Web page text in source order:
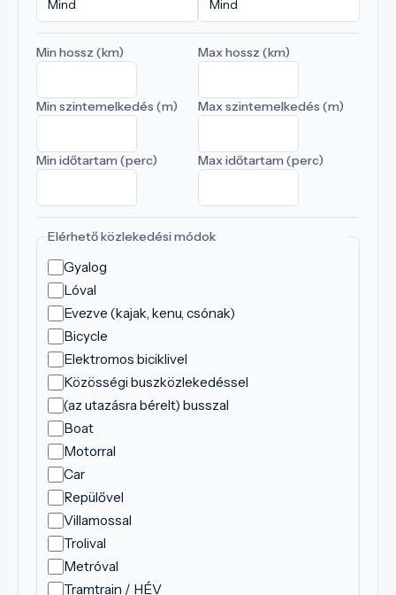
Min hossz (km) Max hossz (km)
Min szintemelkedés (m) Max szintemelkedés (m)
Min időtartam (perc) Max időtartam (perc)
Elérhető közlekedési módok
Gyalog
Lóval
Evezve (kajak, kenu, csónak)
Bicycle
Elektromos biciklivel
Közösségi buszközlekedéssel
(az utazásra bérelt) busszal
Boat
Motorral
Car
Repülővel
Villamossal
Trolival
Metróval
Tramtrain / HÉV